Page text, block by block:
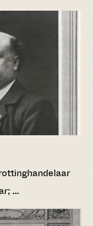
…